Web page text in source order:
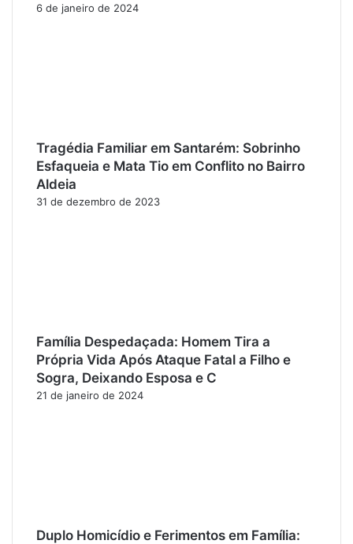
6 de janeiro de 2024
Tragédia Familiar em Santarém: Sobrinho
Esfaqueia e Mata Tio em Conflito no Bairro
Aldeia
31 de dezembro de 2023
Família Despedaçada: Homem Tira a
Própria Vida Após Ataque Fatal a Filho e
Sogra, Deixando Esposa e C
21 de janeiro de 2024
Duplo Homicídio e Ferimentos em Família: